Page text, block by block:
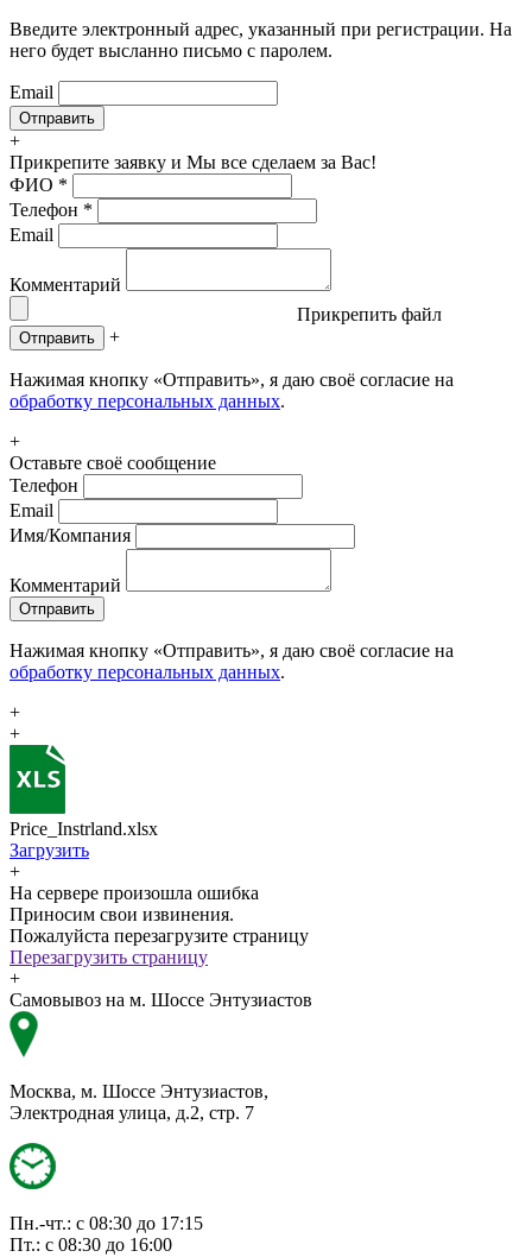
Введите электронный адрес, указанный при регистрации. На
него будет высланно письмо с паролем.
Email
+
Прикрепите заявку и Мы все сделаем за Вас!
ФИО *
Телефон *
Email
Комментарий
Прикрепить файл
Отправить +
Нажимая кнопку «Отправить», я даю своё согласие на
обработку персональных данных.
+
Оставьте своё сообщение
Телефон
Email
Имя/Компания
Комментарий
Отправить
Нажимая кнопку «Отправить», я даю своё согласие на
обработку персональных данных.
+
+
Price_Instrland.xlsx
Загрузить
+
На сервере произошла ошибка
Приносим свои извинения.
Пожалуйста перезагрузите страницу
Перезагрузить страницу
+
Самовывоз на м. Шоссе Энтузиастов
Москва, м. Шоссе Энтузиастов,
Электродная улица, д.2, стр. 7
Пн.-чт.: с 08:30 до 17:15
Пт.: с 08:30 до 16:00